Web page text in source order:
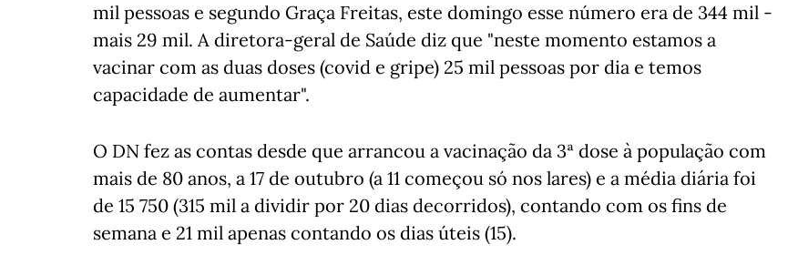
mil pessoas e segundo Graça Freitas, este domingo esse número era de 344 mil -
mais 29 mil. A diretora-geral de Saúde diz que "neste momento estamos a
vacinar com as duas doses (covid e gripe) 25 mil pessoas por dia e temos
capacidade de aumentar".
O DN fez as contas desde que arrancou a vacinação da 3ª dose à população com
mais de 80 anos, a 17 de outubro (a 11 começou só nos lares) e a média diária foi
de 15 750 (315 mil a dividir por 20 dias decorridos), contando com os fins de
semana e 21 mil apenas contando os dias úteis (15).